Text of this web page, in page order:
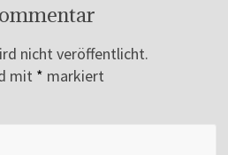
nicht veröffentlicht.
mit * markiert